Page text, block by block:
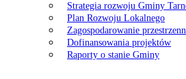
Strategia rozwoju Gminy
Plan Rozwoju Lokalnego
Zagospodarowanie
Dofinansowania projektów
Raporty o stanie Gminy